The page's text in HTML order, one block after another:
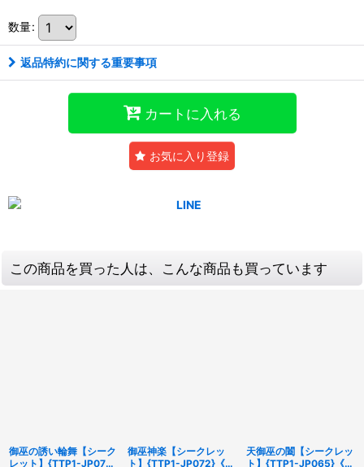
数量:
返品特約に関する重要事項
カートに入れる
お気に入り登録
この商品を買った人は、こんな商品も買っています
御巫の誘い輪舞【シーク
レット】{TTP1-JP070}
御巫神楽【シークレッ
ト】{TTP1-JP072}《魔
天御巫の闔【シークレッ
ト】{TTP1-JP065}《魔